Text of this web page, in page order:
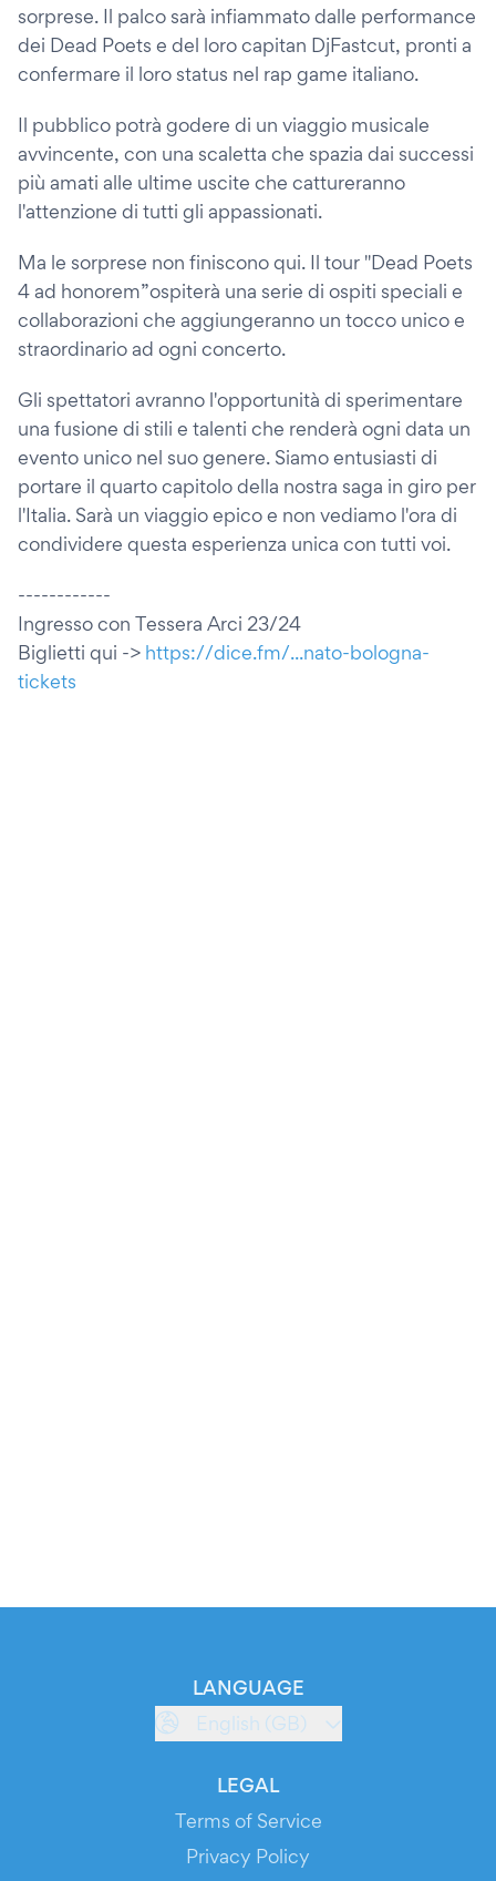
sorprese. Il palco sarà infiammato dalle performance
dei Dead Poets e del loro capitan DjFastcut, pronti a
confermare il loro status nel rap game italiano.
Il pubblico potrà godere di un viaggio musicale
avvincente, con una scaletta che spazia dai successi
più amati alle ultime uscite che cattureranno
l'attenzione di tutti gli appassionati.
Ma le sorprese non finiscono qui. Il tour "Dead Poets
4 ad honorem”ospiterà una serie di ospiti speciali e
collaborazioni che aggiungeranno un tocco unico e
straordinario ad ogni concerto.
Gli spettatori avranno l'opportunità di sperimentare
una fusione di stili e talenti che renderà ogni data un
evento unico nel suo genere. Siamo entusiasti di
portare il quarto capitolo della nostra saga in giro per
l'Italia. Sarà un viaggio epico e non vediamo l'ora di
condividere questa esperienza unica con tutti voi.
------------
Ingresso con Tessera Arci 23/24
Biglietti qui -> https://dice.fm/...nato-bologna-
tickets
LANGUAGE
English (GB)
LEGAL
Terms of Service
Privacy Policy